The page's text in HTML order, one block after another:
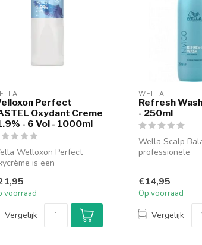
Perfect
Oxydant Creme
- 6 Vol - 1000ml
Welloxon Perfect
is een
voorraad
Vergelijk
WELLA
Refresh
- 250ml
Wella Scalp
professionele
€14,95
Op voorraad
Vergelijk